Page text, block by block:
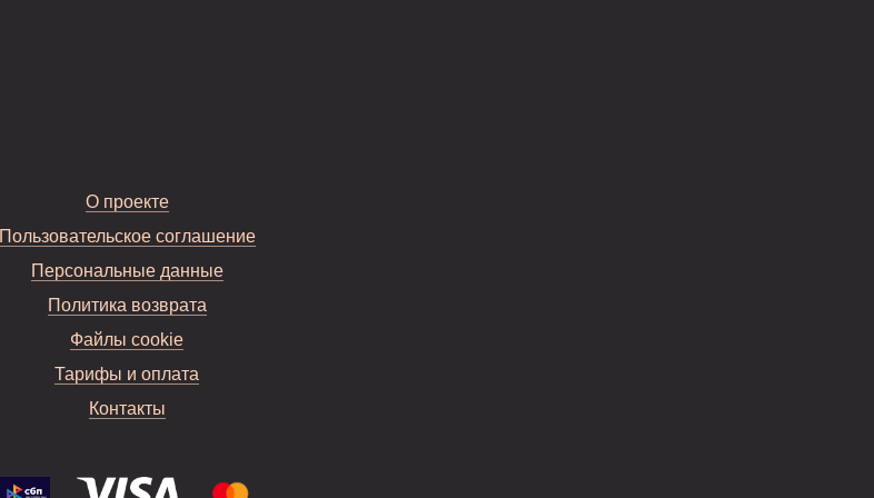
О проекте
Пользовательское соглашение
Персональные данные
Политика возврата
Файлы cookie
Тарифы и оплата
Контакты